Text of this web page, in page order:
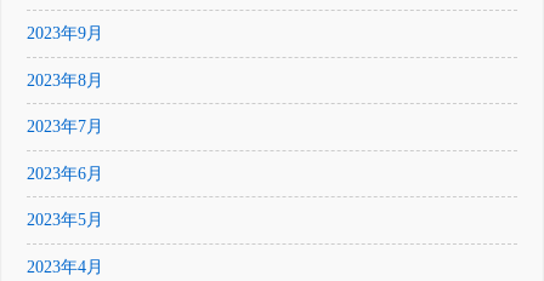
2023年9月
2023年8月
2023年7月
2023年6月
2023年5月
2023年4月